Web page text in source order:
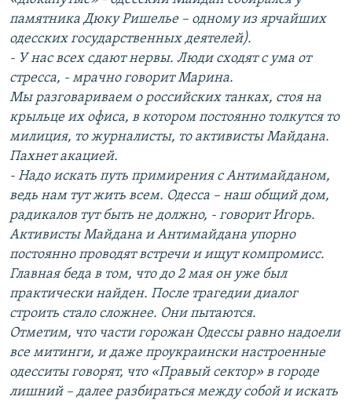
памятника Дюку Ришелье – одному из ярчайших
одесских государственных деятелей).
- У нас всех сдают нервы. Люди сходят с ума от
стресса, - мрачно говорит Марина.
Мы разговариваем о российских танках, стоя на
крыльце их офиса, в котором постоянно толкутся то
милиция, то журналисты, то активисты Майдана.
Пахнет акацией.
- Надо искать путь примирения с Антимайданом,
ведь нам тут жить всем. Одесса – наш общий дом,
радикалов тут быть не должно, - говорит Игорь.
Активисты Майдана и Антимайдана упорно
постоянно проводят встречи и ищут компромисс.
Главная беда в том, что до 2 мая он уже был
практически найден. После трагедии диалог
строить стало сложнее. Они пытаются.
Отметим, что части горожан Одессы равно надоели
все митинги, и даже проукраински настроенные
одесситы говорят, что «Правый сектор» в городе
лишний – далее разбираться между собой и искать